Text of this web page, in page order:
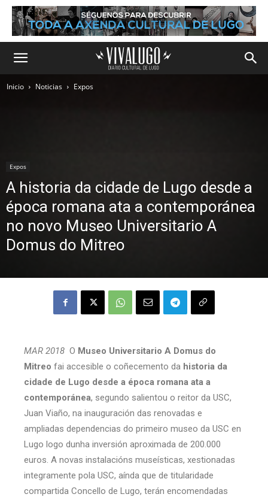
Inicio Noticias Expos
Expos
A historia da cidade de Lugo desde a
época romana ata a contemporánea
no novo Museo Universitario A
Domus do Mitreo
MAR 2018 O Museo Universitario A Domus do
Mitreo fai accesible o coñecemento da historia da
cidade de Lugo desde a época romana ata a
contemporánea, segundo salientou o reitor da USC,
Juan Viaño, na inauguración das renovadas e
ampliadas dependencias do primeiro museo da USC en
Lugo logo dunha inversión aproximada de 200.000
euros. A novas instalacións museísticas, xestionadas
integramente pola USC, aínda que de titularidade
compartida Concello de Lugo, terán encomendadas